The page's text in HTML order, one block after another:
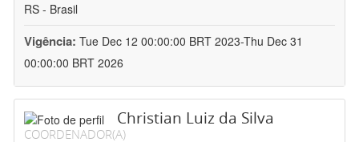
RS - Brasil
Vigência: Tue Dec 12 00:00:00 BRT 2023-Thu Dec 31
00:00:00 BRT 2026
Christian Luiz da Silva
COORDENADOR(A)